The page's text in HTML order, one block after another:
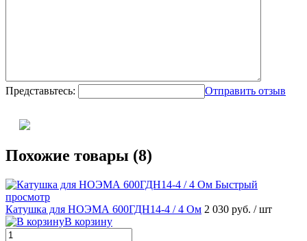
Представьтесь: Отправить отзыв
Похожие товары (8)
Быстрый
просмотр
Катушка для НОЭМА 600ГДН14-4 / 4 Ом 2 030 руб. / шт
В корзину